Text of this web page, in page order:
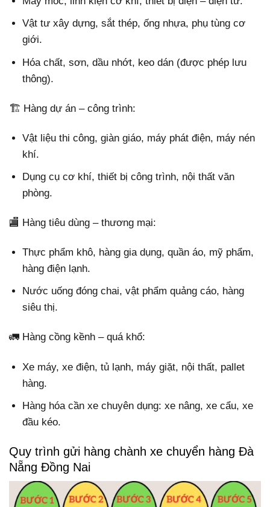
Vật tư xây dựng, sắt thép, ống nhựa, phụ tùng cơ
giới.
Hóa chất, sơn, dầu nhớt, keo dán (được phép lưu
thông).
🏗️ Hàng dự án – công trình:
Vật liệu thi công, giàn giáo, máy phát điện, máy nén
khí.
Dụng cụ cơ khí, thiết bị công trình, nội thất văn
phòng.
🏬 Hàng tiêu dùng – thương mại:
Thực phẩm khô, hàng gia dụng, quần áo, mỹ phẩm,
hàng điện lạnh.
Nước uống đóng chai, vật phẩm quảng cáo, hàng
siêu thị.
🚛 Hàng cồng kềnh – quá khổ:
Xe máy, xe điện, tủ lạnh, máy giặt, nội thất, pallet
hàng.
Hàng hóa cần xe chuyên dụng: xe nâng, xe cẩu, xe
đầu kéo.
Quy trình gửi hàng chành xe chuyển hàng Đà
Nẵng Đồng Nai